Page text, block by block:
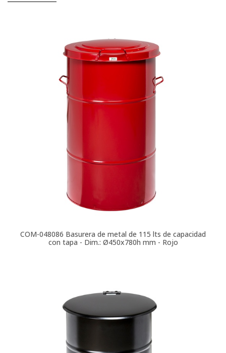
COM-048086 Basurera de metal de 115 lts de capacidad
con tapa - Dim.: Ø450x780h mm - Rojo